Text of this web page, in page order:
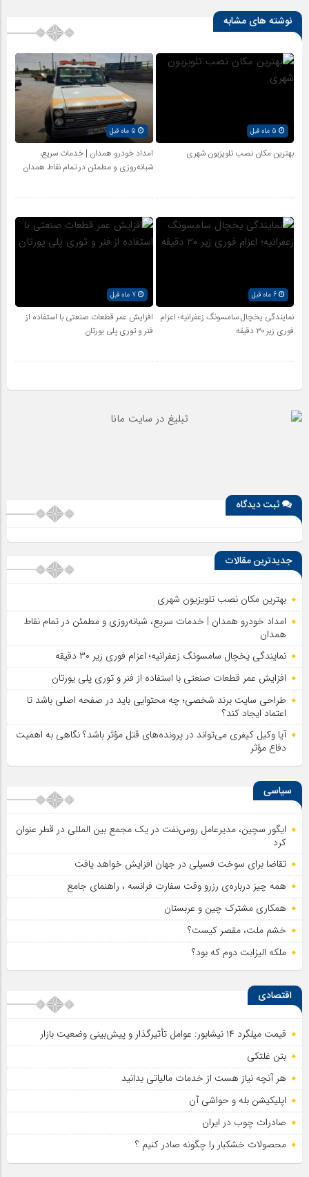
نوشته های مشابه
بهترین مکان نصب تلویزیون شهری
امداد خودرو همدان | خدمات سریع،
شبانه‌روزی و مطمئن در تمام نقاط همدان
6 ماه قبل
نمایندگی یخچال سامسونگ زعفرانیه؛ اعزام
فوری زیر ۳۰ دقیقه
افزایش عمر قطعات صنعتی با استفاده از
فنر و توری پلی یورتان
ثبت دیدگاه
جدیدترین مقالات
بهترین مکان نصب تلویزیون شهری
امداد خودرو همدان | خدمات سریع، شبانه‌روزی و مطمئن در تمام نقاط
همدان
نمایندگی یخچال سامسونگ زعفرانیه؛ اعزام فوری زیر ۳۰ دقیقه
افزایش عمر قطعات صنعتی با استفاده از فنر و توری پلی یورتان
طراحی سایت برند شخصی؛ چه محتوایی باید در صفحه اصلی باشد تا
اعتماد ایجاد کند؟
آیا وکیل کیفری می‌تواند در پرونده‌های قتل مؤثر باشد؟ نگاهی به اهمیت
دفاع مؤثر
سیاسی
ایگور سچین، مدیرعامل روس‌نفت در یک مجمع بین المللی در قطر عنوان
کرد
تقاضا برای سوخت فسیلی در جهان افزایش خواهد یافت
همه چیز درباره‌ی رزرو وقت سفارت فرانسه ، راهنمای جامع
همکاری مشترک چین و عربستان
خشم ملت، مقصر کیست؟
ملکه الیزابت دوم که بود؟
اقتصادی
قیمت میلگرد ۱۴ نیشابور: عوامل تأثیرگذار و پیش‌بینی وضعیت بازار
بتن غلتکی
هر آنچه نیاز هست از خدمات مالیاتی بدانید
اپلیکیشن بله و حواشی آن
صادرات چوب در ایران
محصولات خشکبار را چگونه صادر کنیم ؟